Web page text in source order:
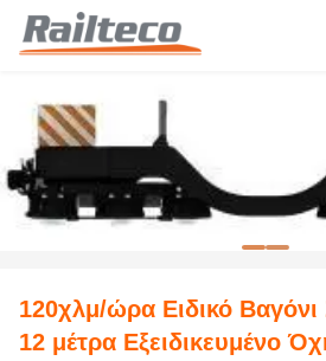
120χλμ/ώρα Ειδικό Βαγόνι
12 μέτρα Εξειδικευμένο